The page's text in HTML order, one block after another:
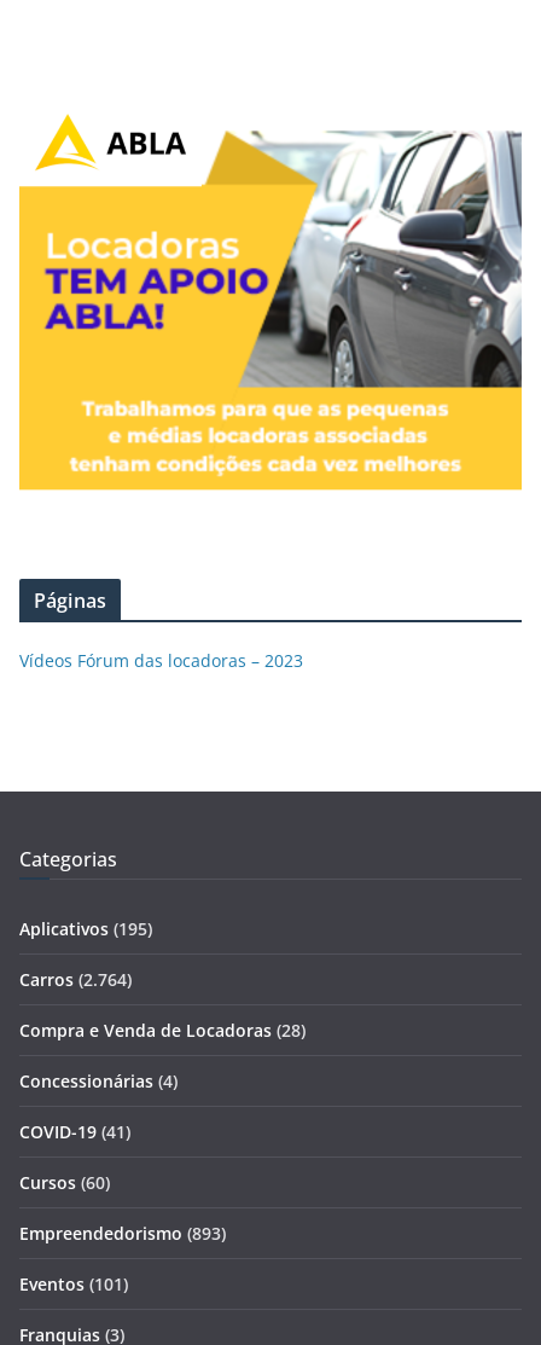
Páginas
Vídeos Fórum das locadoras – 2023
Categorias
Aplicativos (195)
Carros (2.764)
Compra e Venda de Locadoras (28)
Concessionárias (4)
COVID-19 (41)
Cursos (60)
Empreendedorismo (893)
Eventos (101)
Franquias (3)